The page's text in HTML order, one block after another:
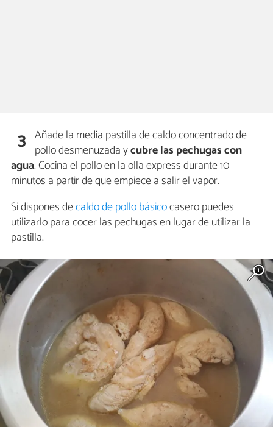
3 Añade la media pastilla de caldo concentrado de
pollo desmenuzada ycubre las pechugas con
agua. Cocina el pollo en la olla express durante 10
minutos a partir de que empiece a salir el vapor.
Si dispones decaldo de pollo básicocasero puedes
utilizarlo para cocer las pechugas en lugar de utilizar la
pastilla.